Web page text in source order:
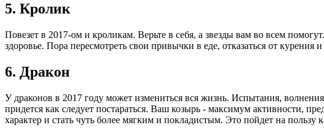
5. Кролик
Повезет в 2017-ом и кроликам. Верьте в себя, а звезды вам во всем
здоровье. Пора пересмотреть свои привычки в еде, отказаться от
6. Дракон
У драконов в 2017 году может измениться вся жизнь. Испытания,
придется как следует постараться. Ваш козырь - максимум активности,
характер и стать чуть более мягким и покладистым. Это пойдет на